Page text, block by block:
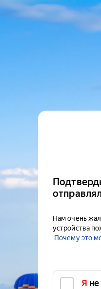
Нам очень
устройства
Почему это
Я